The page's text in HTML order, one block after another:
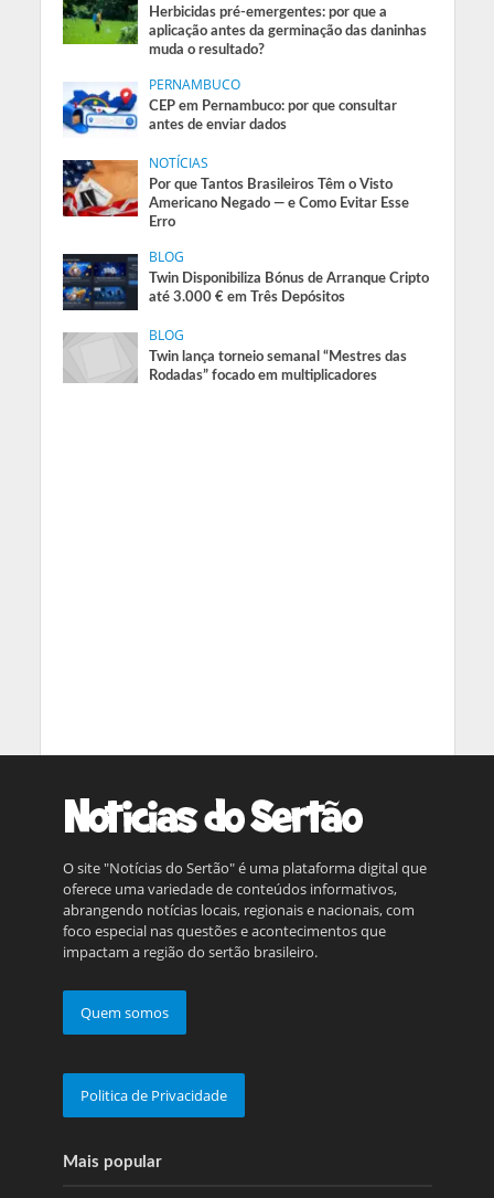
Herbicidas pré-emergentes: por que a
aplicação antes da germinação das daninhas
muda o resultado?
PERNAMBUCO
CEP em Pernambuco: por que consultar
antes de enviar dados
NOTÍCIAS
Por que Tantos Brasileiros Têm o Visto
Americano Negado — e Como Evitar Esse
Erro
BLOG
Twin Disponibiliza Bónus de Arranque Cripto
até 3.000 € em Três Depósitos
BLOG
Twin lança torneio semanal “Mestres das
Rodadas” focado em multiplicadores
O site "Notícias do Sertão" é uma plataforma digital que
oferece uma variedade de conteúdos informativos,
abrangendo notícias locais, regionais e nacionais, com
foco especial nas questões e acontecimentos que
impactam a região do sertão brasileiro.
Quem somos
Politica de Privacidade
Mais popular